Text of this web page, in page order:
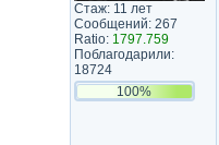
Стаж: 11 лет
Сообщений: 267
Ratio: 1797.759
Поблагодарили:
18724
100%